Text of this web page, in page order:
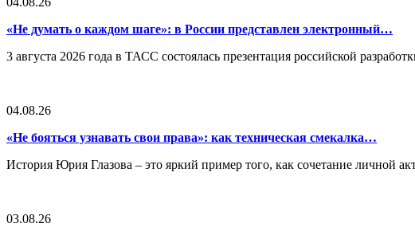
«Не думать о каждом шаге»: в России представлен электронный…
3 августа 2026 года в ТАСС состоялась презентация российской
04.08.26
«Не бояться узнавать свои права»: как техническая смекалка…
История Юрия Глазова – это яркий пример того, как сочетание личной
03.08.26